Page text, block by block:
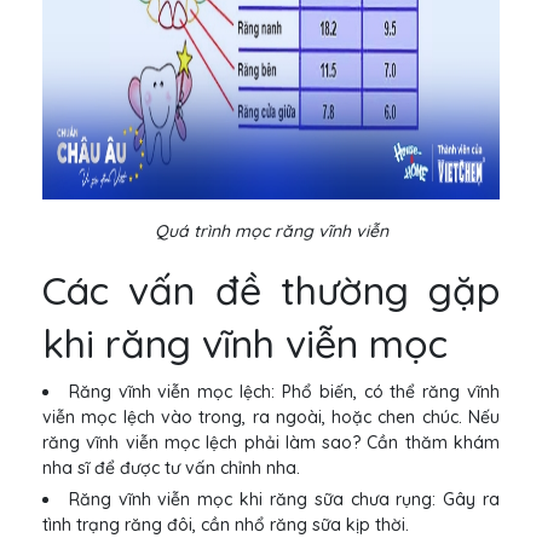
Quá trình mọc răng vĩnh viễn
Các vấn đề thường gặp
khi răng vĩnh viễn mọc
Răng vĩnh viễn mọc lệch: Phổ biến, có thể răng vĩnh
viễn mọc lệch vào trong, ra ngoài, hoặc chen chúc. Nếu
răng vĩnh viễn mọc lệch phải làm sao? Cần thăm khám
nha sĩ để được tư vấn chỉnh nha.
Răng vĩnh viễn mọc khi răng sữa chưa rụng: Gây ra
tình trạng răng đôi, cần nhổ răng sữa kịp thời.